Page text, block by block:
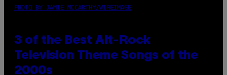
PHOTO BY JAMIE MCCARTHY/WIREIMAGE
3 of the Best Alt-Rock
Television Theme Songs of the
2000s